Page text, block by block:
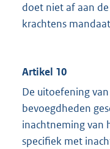
doet niet af aan
krachtens
Artikel 10
De uitoefening
bevoegdheden
inachtneming van
specifiek met